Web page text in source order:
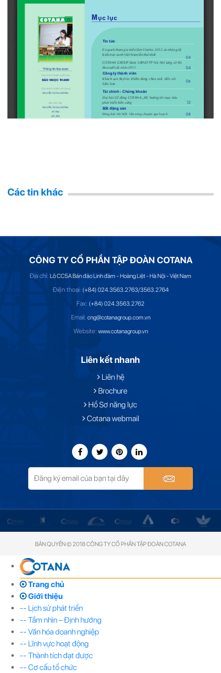
Các tin khác
CÔNG TY CỔ PHẦN TẬP ĐOÀN COTANA
Địa chỉ: Lô CC5A Bán đảo Linh đàm - Hoàng Liệt - Hà Nội - Việt Nam
Điện thoại: (+84) 024.3563.2763/3563.2764
Fax: (+84) 024.3563.2762
Email: cng@cotanagroup.com.vn
Website: www.cotanagroup.vn
Liên kết nhanh
Liên hệ
Brochure
Hồ Sơ năng lực
Cotana webmail
BẢN QUYỀN © 2018 CÔNG TY CỔ PHẦN TẬP ĐOÀN COTANA
Trang chủ
Giới thiệu
-- Lịch sử phát triển
-- Tầm nhìn – Định hướng
-- Văn hóa doanh nghiệp
-- Lĩnh vực hoạt động
-- Thành tích đạt được
-- Cơ cấu tổ chức